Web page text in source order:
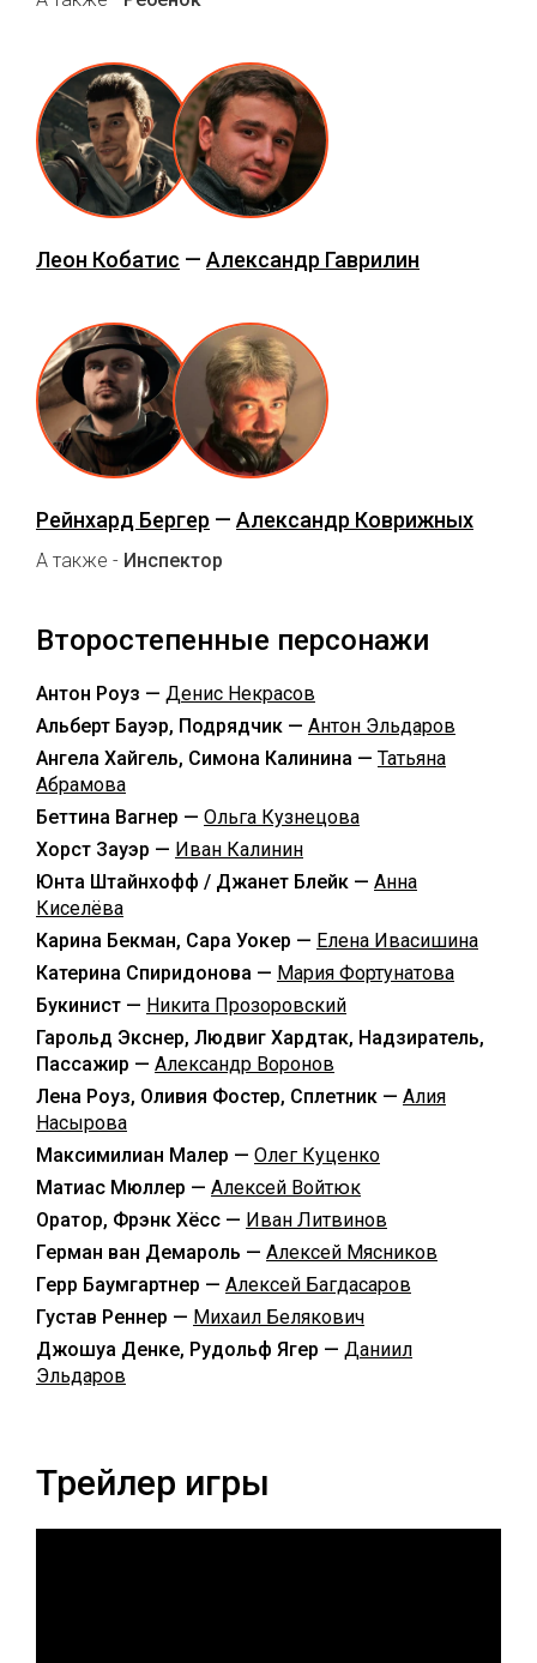
Леон Кобатис — Александр Гаврилин
Рейнхард Бергер — Александр Коврижных
А также - Инспектор
Второстепенные персонажи
Антон Роуз — Денис Некрасов
Альберт Бауэр, Подрядчик — Антон Эльдаров
Ангела Хайгель, Симона Калинина — Татьяна
Абрамова
Беттина Вагнер — Ольга Кузнецова
Хорст Зауэр — Иван Калинин
Юнта Штайнхофф / Джанет Блейк — Анна
Киселёва
Карина Бекман, Сара Уокер — Елена Ивасишина
Катерина Спиридонова — Мария Фортунатова
Букинист — Никита Прозоровский
Гарольд Экснер, Людвиг Хардтак, Надзиратель,
Пассажир — Александр Воронов
Лена Роуз, Оливия Фостер, Сплетник — Алия
Насырова
Максимилиан Малер — Олег Куценко
Матиас Мюллер — Алексей Войтюк
Оратор, Фрэнк Хёсс — Иван Литвинов
Герман ван Демароль — Алексей Мясников
Герр Баумгартнер — Алексей Багдасаров
Густав Реннер — Михаил Белякович
Джошуа Денке, Рудольф Ягер — Даниил
Эльдаров
Трейлер игры